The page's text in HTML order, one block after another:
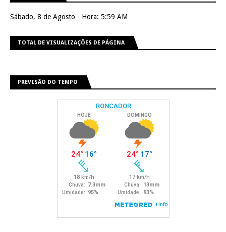
Sábado, 8 de Agosto - Hora: 5:59 AM
TOTAL DE VISUALIZAÇÕES DE PÁGINA
PREVISÃO DO TEMPO